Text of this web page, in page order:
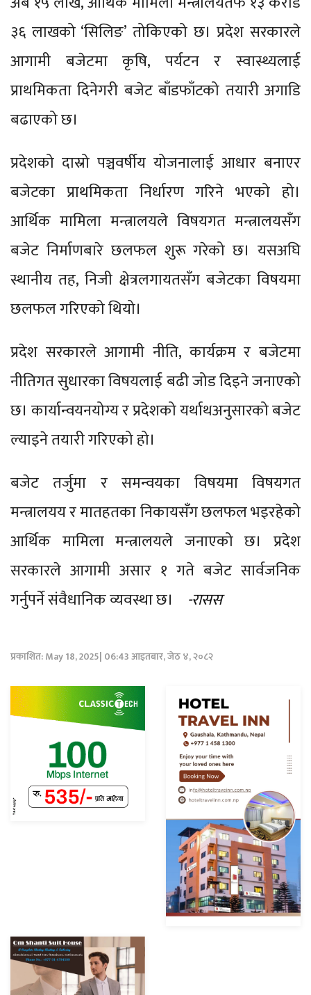
३६ लाखको ‘सिलिङ’ तोकिएको छ। प्रदेश सरकारले
आगामी बजेटमा कृषि, पर्यटन र स्वास्थ्यलाई
प्राथमिकता दिनेगरी बजेट बाँडफाँटको तयारी अगाडि
बढाएको छ।
प्रदेशको दास्रो पञ्चवर्षीय योजनालाई आधार बनाएर
बजेटका प्राथमिकता निर्धारण गरिने भएको हो।
आर्थिक मामिला मन्त्रालयले विषयगत मन्त्रालयसँग
बजेट निर्माणबारे छलफल शुरू गरेको छ। यसअघि
स्थानीय तह, निजी क्षेत्रलगायतसँग बजेटका विषयमा
छलफल गरिएको थियो।
प्रदेश सरकारले आगामी नीति, कार्यक्रम र बजेटमा
नीतिगत सुधारका विषयलाई बढी जोड दिइने जनाएको
छ। कार्यान्वयनयोग्य र प्रदेशको यर्थाथअनुसारको बजेट
ल्याइने तयारी गरिएको हो।
बजेट तर्जुमा र समन्वयका विषयमा विषयगत
मन्त्रालयय र मातहतका निकायसँग छलफल भइरहेको
आर्थिक मामिला मन्त्रालयले जनाएको छ। प्रदेश
सरकारले आगामी असार १ गते बजेट सार्वजनिक
गर्नुपर्ने संवैधानिक व्यवस्था छ। -रासस
प्रकाशित: May 18, 2025| 06:43 आइतबार, जेठ ४, २०८२